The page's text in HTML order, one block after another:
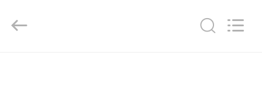
Co.,Ltd.